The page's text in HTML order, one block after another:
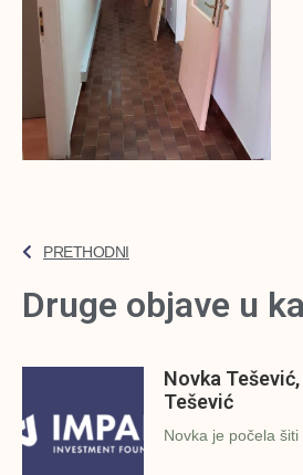
PRETHODNI
Druge objave u
Novka
Tešević
Novka je počela